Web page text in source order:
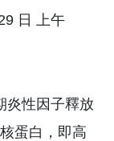
日 上午
炎性因子釋放
蛋白，即高